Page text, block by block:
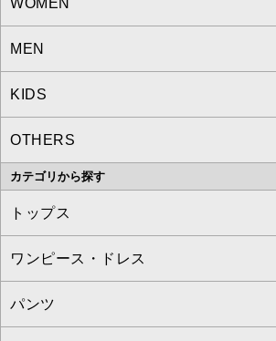
WOMEN
a.v.v
MICHEL KLEIN
MK MICHEL KLEIN
OFUON le MK
MEN
a.v.v
MICHEL KLEIN HOMME
MK MICHEL KLEIN HOMME
KIDS
a.v.v
OTHERS
MK MICHEL KLEIN BAG
カテゴリから探す
トップス
すべてのトップス
カットソー・Tシャツ
ワンピース・ドレス
すべてのワンピース・ドレス
パンツ